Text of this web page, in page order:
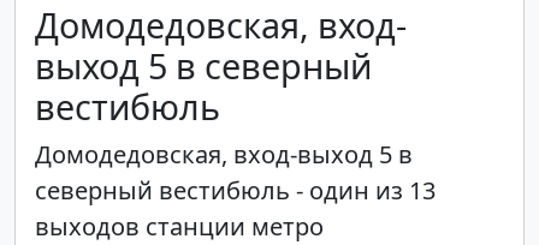
Домодедовская, вход-
выход 5 в северный
вестибюль
Домодедовская, вход-выход 5 в
северный вестибюль - один из 13
выходов станции метро